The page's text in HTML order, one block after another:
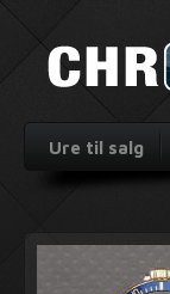
Ure til salg